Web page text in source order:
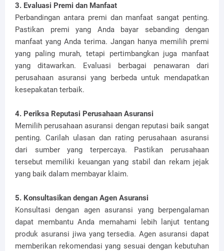
3. Evaluasi Premi dan Manfaat
Perbandingan antara premi dan manfaat sangat penting.
Pastikan premi yang Anda bayar sebanding dengan
manfaat yang Anda terima. Jangan hanya memilih premi
yang paling murah, tetapi pertimbangkan juga manfaat
yang ditawarkan. Evaluasi berbagai penawaran dari
perusahaan asuransi yang berbeda untuk mendapatkan
kesepakatan terbaik.
4. Periksa Reputasi Perusahaan Asuransi
Memilih perusahaan asuransi dengan reputasi baik sangat
penting. Carilah ulasan dan rating perusahaan asuransi
dari sumber yang terpercaya. Pastikan perusahaan
tersebut memiliki keuangan yang stabil dan rekam jejak
yang baik dalam membayar klaim.
5. Konsultasikan dengan Agen Asuransi
Konsultasi dengan agen asuransi yang berpengalaman
dapat membantu Anda memahami lebih lanjut tentang
produk asuransi jiwa yang tersedia. Agen asuransi dapat
memberikan rekomendasi yang sesuai dengan kebutuhan